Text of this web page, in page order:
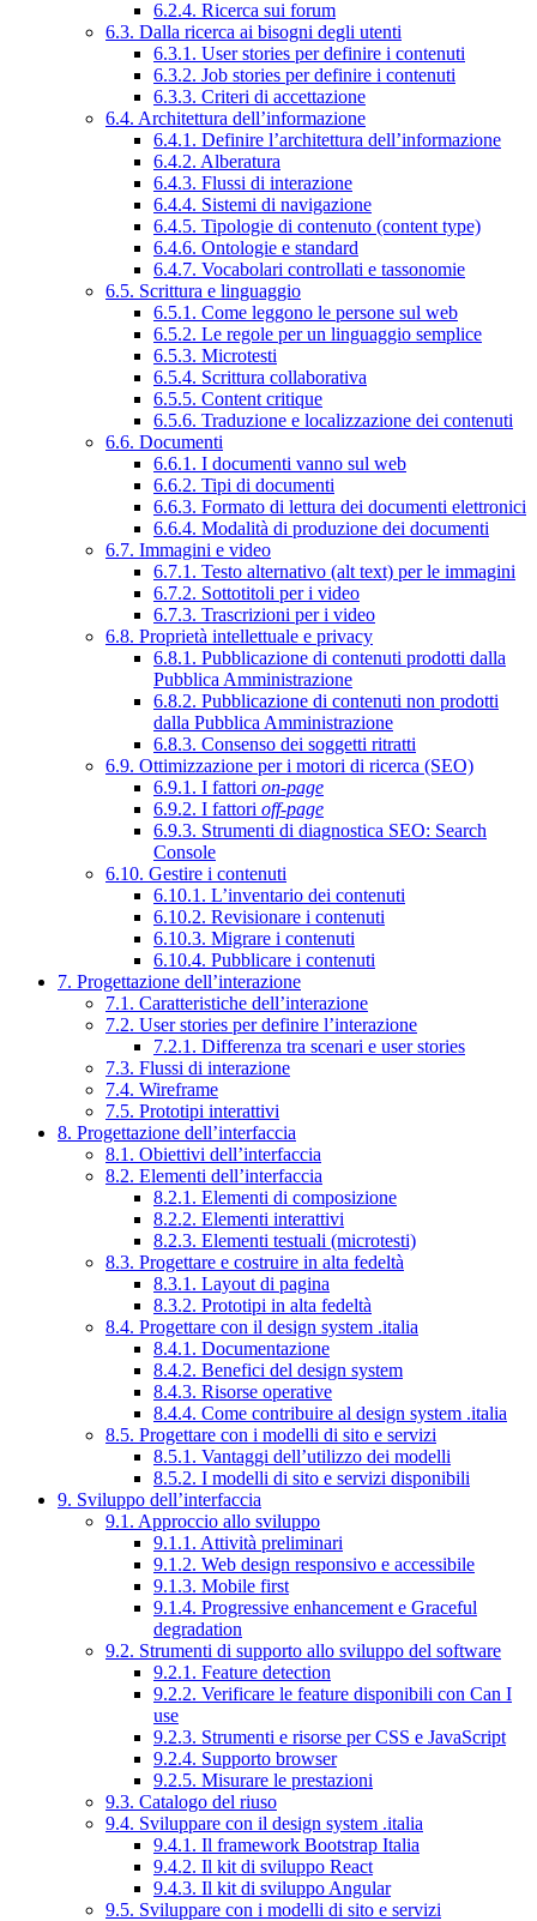
6.2.4. Ricerca sui forum
6.3. Dalla ricerca ai bisogni degli utenti
6.3.1. User stories per definire i contenuti
6.3.2. Job stories per definire i contenuti
6.3.3. Criteri di accettazione
6.4. Architettura dell’informazione
6.4.1. Definire l’architettura dell’informazione
6.4.2. Alberatura
6.4.3. Flussi di interazione
6.4.4. Sistemi di navigazione
6.4.5. Tipologie di contenuto (content type)
6.4.6. Ontologie e standard
6.4.7. Vocabolari controllati e tassonomie
6.5. Scrittura e linguaggio
6.5.1. Come leggono le persone sul web
6.5.2. Le regole per un linguaggio semplice
6.5.3. Microtesti
6.5.4. Scrittura collaborativa
6.5.5. Content critique
6.5.6. Traduzione e localizzazione dei contenuti
6.6. Documenti
6.6.1. I documenti vanno sul web
6.6.2. Tipi di documenti
6.6.3. Formato di lettura dei documenti elettronici
6.6.4. Modalità di produzione dei documenti
6.7. Immagini e video
6.7.1. Testo alternativo (alt text) per le immagini
6.7.2. Sottotitoli per i video
6.7.3. Trascrizioni per i video
6.8. Proprietà intellettuale e privacy
6.8.1. Pubblicazione di contenuti prodotti dalla
Pubblica Amministrazione
6.8.2. Pubblicazione di contenuti non prodotti
dalla Pubblica Amministrazione
6.8.3. Consenso dei soggetti ritratti
6.9. Ottimizzazione per i motori di ricerca (SEO)
6.9.1. I fattori on-page
6.9.2. I fattori off-page
6.9.3. Strumenti di diagnostica SEO: Search
Console
6.10. Gestire i contenuti
6.10.1. L’inventario dei contenuti
6.10.2. Revisionare i contenuti
6.10.3. Migrare i contenuti
6.10.4. Pubblicare i contenuti
7. Progettazione dell’interazione
7.1. Caratteristiche dell’interazione
7.2. User stories per definire l’interazione
7.2.1. Differenza tra scenari e user stories
7.3. Flussi di interazione
7.4. Wireframe
7.5. Prototipi interattivi
8. Progettazione dell’interfaccia
8.1. Obiettivi dell’interfaccia
8.2. Elementi dell’interfaccia
8.2.1. Elementi di composizione
8.2.2. Elementi interattivi
8.2.3. Elementi testuali (microtesti)
8.3. Progettare e costruire in alta fedeltà
8.3.1. Layout di pagina
8.3.2. Prototipi in alta fedeltà
8.4. Progettare con il design system .italia
8.4.1. Documentazione
8.4.2. Benefici del design system
8.4.3. Risorse operative
8.4.4. Come contribuire al design system .italia
8.5. Progettare con i modelli di sito e servizi
8.5.1. Vantaggi dell’utilizzo dei modelli
8.5.2. I modelli di sito e servizi disponibili
9. Sviluppo dell’interfaccia
9.1. Approccio allo sviluppo
9.1.1. Attività preliminari
9.1.2. Web design responsivo e accessibile
9.1.3. Mobile first
9.1.4. Progressive enhancement e Graceful
degradation
9.2. Strumenti di supporto allo sviluppo del software
9.2.1. Feature detection
9.2.2. Verificare le feature disponibili con Can I
use
9.2.3. Strumenti e risorse per CSS e JavaScript
9.2.4. Supporto browser
9.2.5. Misurare le prestazioni
9.3. Catalogo del riuso
9.4. Sviluppare con il design system .italia
9.4.1. Il framework Bootstrap Italia
9.4.2. Il kit di sviluppo React
9.4.3. Il kit di sviluppo Angular
9.5. Sviluppare con i modelli di sito e servizi